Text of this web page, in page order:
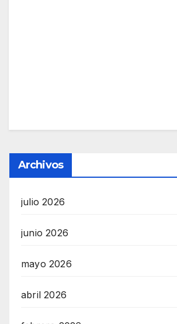
Archivos
julio 2026
junio 2026
mayo 2026
abril 2026